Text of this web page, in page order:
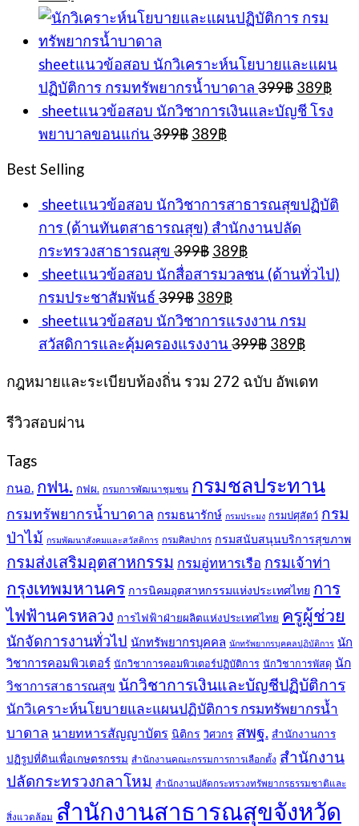
price
was:
399฿.
price
is:
389฿.
sheetแนวข้อสอบ นักวิเคราะห์นโยบายและแผน
ปฏิบัติการ กรมทรัพยากรน้ำบาดาล 399฿ Original
price
was:
389฿
is:
sheetแนวข้อสอบ นักวิชาการเงินและบัญชี โรง
พยาบาลขอนแก่น 399฿ Original
389฿Current
Best Selling
sheetแนวข้อสอบ นักวิชาการสาธารณสุขปฏิบัติ
การ (ด้านทันตสาธารณสุข) สำนักงานปลัด
กระทรวงสาธารณสุข 399฿ Original
was:
399฿.
389฿Current
price
is:
sheetแนวข้อสอบ นักสื่อสารมวลชน (ด้านทั่วไป)
กรมประชาสัมพันธ์ 399฿ Original
was:
399฿.
389฿Current
is:
389฿.
sheetแนวข้อสอบ นักวิชาการแรงงาน กรม
สวัสดิการและคุ้มครองแรงงาน 399฿ Original
was:
389฿Current
is:
กฎหมายและระเบียบท้องถิ่น รวม 272 ฉบับ อัพเดท
รีวิวสอบผ่าน
Tags
กนอ. กฟน. กฟผ. กรมการพัฒนาชุมชน กรมชลประทาน
กรมทรัพยากรน้ำบาดาล กรมธนารักษ์ กรมประมง กรมปศุสัตว์ กรม
ป่าไม้ กรมพัฒนาสังคมและสวัสดิการ กรมศิลปากร กรมสนับสนุนบริการสุขภาพ
กรมส่งเสริมอุตสาหกรรม กรมอู่ทหารเรือ กรมเจ้าท่า
กรุงเทพมหานคร การนิคมอุตสาหกรรมแห่งประเทศไทย การ
ไฟฟ้านครหลวง การไฟฟ้าฝ่ายผลิตแห่งประเทศไทย ครูผู้ช่วย
นักจัดการงานทั่วไป นักทรัพยากรบุคคล นักทรัพยากรบุคคลปฏิบัติการ นัก
วิชาการคอมพิวเตอร์ นักวิชาการคอมพิวเตอร์ปฏิบัติการ นักวิชาการพัสดุ นัก
วิชาการสาธารณสุข นักวิชาการเงินและบัญชีปฏิบัติการ
นักวิเคราะห์นโยบายและแผนปฏิบัติการ กรมทรัพยากรน้ำ
บาดาล นายทหารสัญญาบัตร นิติกร วิศวกร สพฐ. สำนักงานการ
ปฏิรูปที่ดินเพื่อเกษตรกรรม สำนักงานคณะกรรมการการเลือกตั้ง สำนักงาน
ปลัดกระทรวงกลาโหม สำนักงานปลัดกระทรวงทรัพยากรธรรมชาติและ
สิ่งแวดล้อม สำนักงานสาธารณสุขจังหวัด